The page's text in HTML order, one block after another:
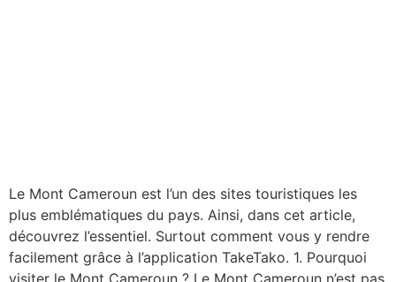
Le Mont Cameroun est l’un des sites touristiques les
plus emblématiques du pays. Ainsi, dans cet article,
découvrez l’essentiel. Surtout comment vous y rendre
facilement grâce à l’application TakeTako. 1. Pourquoi
visiter le Mont Cameroun ? Le Mont Cameroun n’est pas